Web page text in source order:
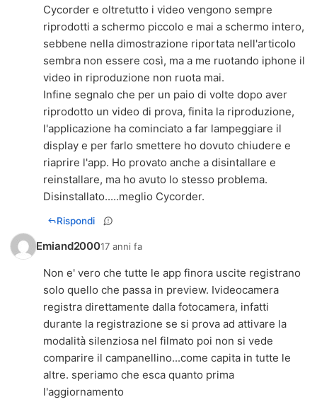
Cycorder e oltretutto i video vengono sempre
riprodotti a schermo piccolo e mai a schermo intero,
sebbene nella dimostrazione riportata nell'articolo
sembra non essere così, ma a me ruotando iphone il
video in riproduzione non ruota mai.
Infine segnalo che per un paio di volte dopo aver
riprodotto un video di prova, finita la riproduzione,
l'applicazione ha cominciato a far lampeggiare il
display e per farlo smettere ho dovuto chiudere e
riaprire l'app. Ho provato anche a disintallare e
reinstallare, ma ho avuto lo stesso problema.
Disinstallato.....meglio Cycorder.
Rispondi
Emiand200017 anni fa
Non e' vero che tutte le app finora uscite registrano
solo quello che passa in preview. Ivideocamera
registra direttamente dalla fotocamera, infatti
durante la registrazione se si prova ad attivare la
modalità silenziosa nel filmato poi non si vede
comparire il campanellino...come capita in tutte le
altre. speriamo che esca quanto prima
l'aggiornamento